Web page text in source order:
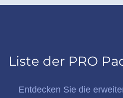
Liste der PRO
Entdecken Sie die